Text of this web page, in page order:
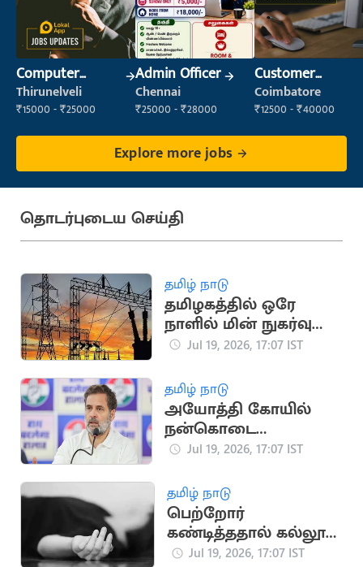
Computer
Operator
Thirunelveli
₹15000 - ₹25000
Admin Officer
Chennai
₹25000 - ₹28000
Customer
Support Officer
Coimbatore
₹12500 - ₹40000
Explore more jobs
தொடர்புடைய செய்தி
தமிழ் நாடு
தமிழகத்தில் ஒரே
நாளில் மின் நுகர்வு
475.45 மில்லியன்
Jul 19, 2026, 17:07 IST
தமிழ் நாடு
அயோத்தி கோயில்
நன்கொடை
விவகாரம்: பிரதமருக்கு
Jul 19, 2026, 17:07 IST
தமிழ் நாடு
பெற்றோர்
கண்டித்ததால் கல்லூரி
மாணவி தற்கொலை
Jul 19, 2026, 17:07 IST